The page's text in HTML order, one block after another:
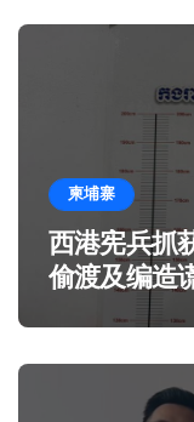
柬埔寨
西港宪兵抓
偷渡及编造